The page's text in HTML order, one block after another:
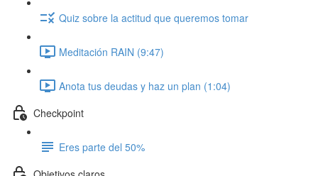
Quiz sobre la actitud que queremos tomar
Meditación RAIN (9:47)
Anota tus deudas y haz un plan (1:04)
Checkpoint
Eres parte del 50%